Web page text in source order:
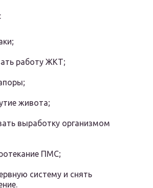
работу ЖКТ;
живота;
выработку организмом
ПМС;
систему и снять